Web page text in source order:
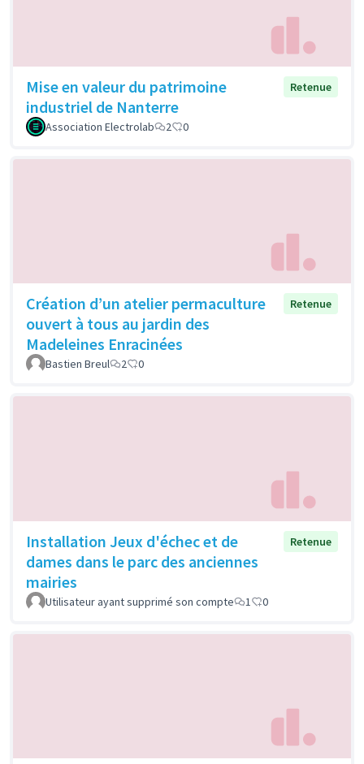
Mise en valeur du patrimoine
industriel de Nanterre
Retenue
Association Electrolab 2 0
Création d’un atelier permaculture
ouvert à tous au jardin des
Madeleines Enracinées
Retenue
Bastien Breul 2 0
Installation Jeux d'échec et de
dames dans le parc des anciennes
mairies
Retenue
Utilisateur ayant supprimé son compte 1 0